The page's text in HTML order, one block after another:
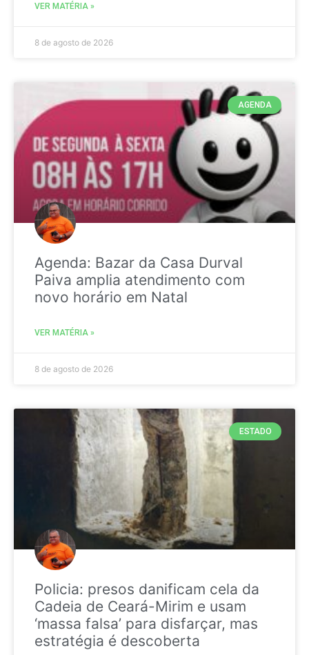
VER MATÉRIA »
8 de agosto de 2026
AGENDA
Agenda: Bazar da Casa Durval
Paiva amplia atendimento com
novo horário em Natal
VER MATÉRIA »
8 de agosto de 2026
ESTADO
Policia: presos danificam cela da
Cadeia de Ceará-Mirim e usam
‘massa falsa’ para disfarçar, mas
estratégia é descoberta